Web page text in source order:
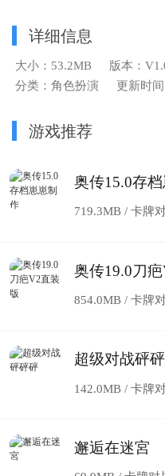
详细信息
大小：53.2MB
版本：
分类：角色扮演
更新时
游戏推荐
奥传15.0存
719.3MB / 卡牌
奥传19.0刀
854.0MB / 卡牌
超级对战砰
142.0MB / 卡牌
邂逅在迷宮